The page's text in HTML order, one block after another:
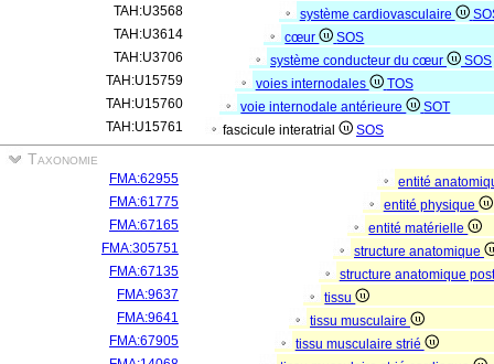
TAH:U3568
système cardiovasculaire
TAH:U3614
cœur
SOS
TAH:U3706
système conducteur du cœur
SOS
TAH:U15759
voies internodales
TOS
TAH:U15760
voie internodale antérieure
SOT
TAH:U15761
fascicule interatrial SOS
Taxonomie
FMA:62955
entité
FMA:61775
entité physique
FMA:67165
entité matérielle
FMA:305751
structure anatomique
FMA:67135
structure anatomique
FMA:9637
tissu
FMA:9641
tissu musculaire
FMA:67905
tissu musculaire strié